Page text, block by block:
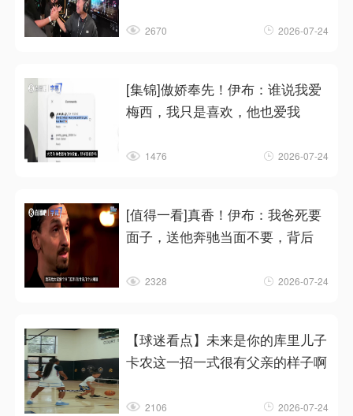
2670 2026-07-24
[集锦]傲娇奉先！伊布：谁说我爱
梅西，我只是喜欢，他也爱我
1476 2026-07-24
[值得一看]真香！伊布：我爸死要
面子，送他奔驰当面不要，背后
2328 2026-07-24
【球迷看点】未来是你的库里儿子
卡农这一招一式很有父亲的样子啊
2106 2026-07-24